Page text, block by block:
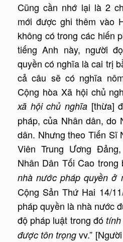
Cũng cần nhớ lại là 2
mới được ghi thêm vào
không có trong các hiến
tiếng Anh này, người
quyền có nghĩa là cai trị
cả câu sẽ có nghĩa
Cộng hòa Xã hội chủ
xã hội chủ nghĩa [thừa]
pháp, của Nhân dân, do
dân. Nhưng theo Tiến Sĩ
Viên Trung Ương
Nhân Dân Tối Cao
nhà nước pháp quyền ở
Cộng Sản Thứ Hai 14/
pháp quyền là nhà nước
độ pháp luật trong đó
được tôn trọng vv.”